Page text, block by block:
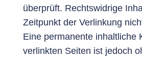
überprüft. Rechtswidrige
Zeitpunkt der Verlinkung
Eine permanente inhaltliche
verlinkten Seiten ist jedoch